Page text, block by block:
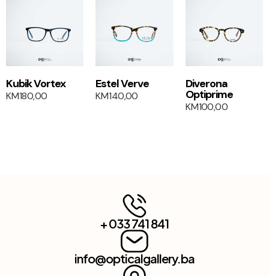
1+1
Kubik Vortex
KM180,00
Estel Verve
KM140,00
1+1
Diverona
Optiprime
KM100,00
+ 033 741 841
info@opticalgallery.ba